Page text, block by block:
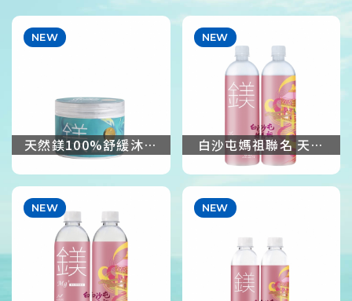
天然鎂100%舒緩沐浴
鹽250ml
白沙屯媽祖聯名 天然
鎂海洋深層水 1250ml